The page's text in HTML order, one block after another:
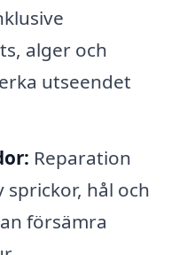
alger och
utseendet
Reparation
hål och
försämra